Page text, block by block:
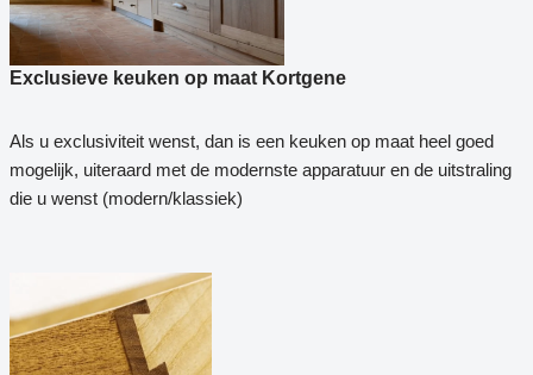
Exclusieve keuken op maat Kortgene
Als u exclusiviteit wenst, dan is een keuken op maat heel goed
mogelijk, uiteraard met de modernste apparatuur en de uitstraling
die u wenst (modern/klassiek)